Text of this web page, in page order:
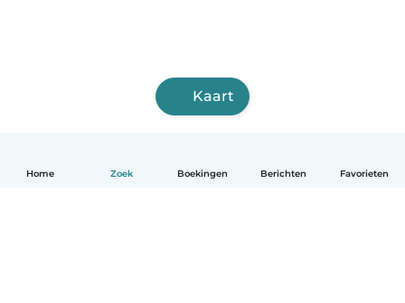
Home Zoek Boekingen Berichten Favorieten
Kaart